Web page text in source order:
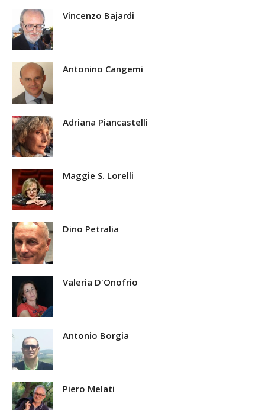
Vincenzo Bajardi
Antonino Cangemi
Adriana Piancastelli
Maggie S. Lorelli
Dino Petralia
Valeria D'Onofrio
Antonio Borgia
Piero Melati